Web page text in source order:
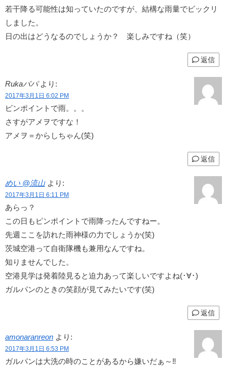
若干降る可能性は知っていたのですが、結構な雨量でビックリ
しました。
日の出はどうなるのでしょうか？ 楽しみですね（笑）
返信
Rukaパパ より:
2017年3月1日 6:02 PM
ピンポイントで雨。。。
さすがアメヲですな！
アメヲ＝からしちゃん(笑)
返信
めい @流山 より:
2017年3月1日 6:11 PM
あらっ？
この日もピンポイントで雨降ったんですねー。
先週ここを訪れた雨神様の力でしょうか(笑)
茨城空港って自衛隊機も兼用なんですね。
知りませんでした。
空港見学は発着陸見ると迫力あって楽しいですよね(･∀･)
ガルパンのときの笑顔が見てみたいです(笑)
返信
amonaranreon より:
2017年3月1日 6:53 PM
ガルパンは大洗の時のことがあるから嫌いだぁ～‼